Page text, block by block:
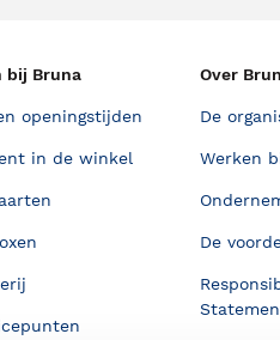
bij Bruna
openingstijden
in de winkel
Over
De
Werken
De